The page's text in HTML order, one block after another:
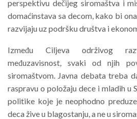
perspektivu dečijeg siromaštva i
domaćinstava sa decom, kako bi
razvijaju uz podršku društva i
Između Ciljeva održivog
međuzavisnost, svaki od njih
siromaštvom. Javna debata treba
raspravu o položaju dece i mladih u
politike koje je neophodno
deca žive u blagostanju, a ne u